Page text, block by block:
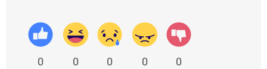
0 0 0 0 0